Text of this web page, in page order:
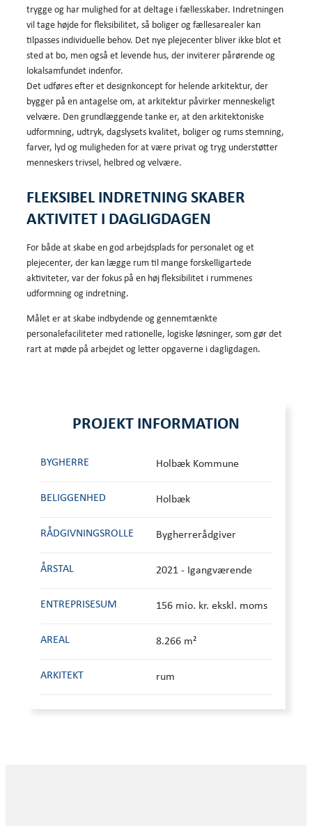
trygge og har mulighed for at deltage i fællesskaber. Indretningen
vil tage højde for fleksibilitet, så boliger og fællesarealer kan
tilpasses individuelle behov. Det nye plejecenter bliver ikke blot et
sted at bo, men også et levende hus, der inviterer pårørende og
lokalsamfundet indenfor.
Det udføres efter et designkoncept for helende arkitektur, der
bygger på en antagelse om, at arkitektur påvirker menneskeligt
velvære. Den grundlæggende tanke er, at den arkitektoniske
udformning, udtryk, dagslysets kvalitet, boliger og rums stemning,
farver, lyd og muligheden for at være privat og tryg understøtter
menneskers trivsel, helbred og velvære.
FLEKSIBEL INDRETNING SKABER
AKTIVITET I DAGLIGDAGEN
For både at skabe en god arbejdsplads for personalet og et
plejecenter, der kan lægge rum til mange forskelligartede
aktiviteter, var der fokus på en høj fleksibilitet i rummenes
udformning og indretning.
Målet er at skabe indbydende og gennemtænkte
personalefaciliteter med rationelle, logiske løsninger, som gør det
rart at møde på arbejdet og letter opgaverne i dagligdagen.
PROJEKT INFORMATION
BYGHERRE Holbæk Kommune
BELIGGENHED Holbæk
RÅDGIVNINGS­ROLLE Bygherrerådgiver
ÅRSTAL 2021 - Igangværende
ENTREPRISESUM 156 mio. kr. ekskl. moms
AREAL 8.266 m²
ARKITEKT rum